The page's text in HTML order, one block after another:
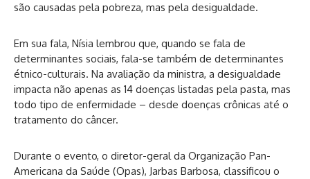
são causadas pela pobreza, mas pela desigualdade.
Em sua fala, Nísia lembrou que, quando se fala de
determinantes sociais, fala-se também de determinantes
étnico-culturais. Na avaliação da ministra, a desigualdade
impacta não apenas as 14 doenças listadas pela pasta, mas
todo tipo de enfermidade – desde doenças crônicas até o
tratamento do câncer.
Durante o evento, o diretor-geral da Organização Pan-
Americana da Saúde (Opas), Jarbas Barbosa, classificou o